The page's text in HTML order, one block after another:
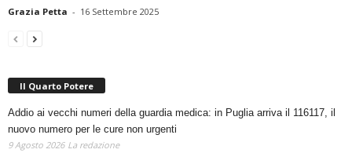
Grazia Petta - 16 Settembre 2025
Il Quarto Potere
Addio ai vecchi numeri della guardia medica: in Puglia arriva il 116117, il
nuovo numero per le cure non urgenti
9 Agosto 2026 La redazione